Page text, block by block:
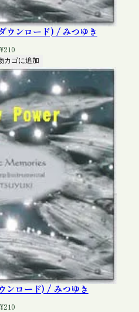
ンロード) / みつゆき
¥210
カゴに追加
ロード) / みつゆき
¥210